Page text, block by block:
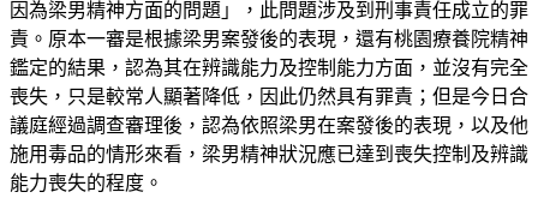
因為梁男精神方面的問題」，此問題涉及到刑事責任成立的罪
責。原本一審是根據梁男案發後的表現，還有桃園療養院精神
鑑定的結果，認為其在辨識能力及控制能力方面，並沒有完全
喪失，只是較常人顯著降低，因此仍然具有罪責；但是今日合
議庭經過調查審理後，認為依照梁男在案發後的表現，以及他
施用毒品的情形來看，梁男精神狀況應已達到喪失控制及辨識
能力喪失的程度。